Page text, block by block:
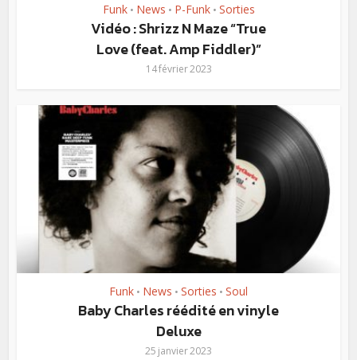
Funk • News • P-Funk • Sorties
Vidéo : Shrizz N Maze “True
Love (feat. Amp Fiddler)”
14 février 2023
Funk • News • Sorties • Soul
Baby Charles réédité en vinyle
Deluxe
25 janvier 2023